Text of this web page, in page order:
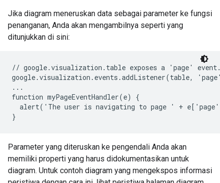
Jika diagram meneruskan data sebagai parameter ke fungsi
penanganan, Anda akan mengambilnya seperti yang
ditunjukkan di sini:
// google.visualization.table exposes a 'page'
google.visualization.events.addListener(table,
...
function myPageEventHandler(e) {
alert('The user is navigating to page ' +
}
Parameter yang diteruskan ke pengendali Anda akan
memiliki properti yang harus didokumentasikan untuk
diagram. Untuk contoh diagram yang mengekspos informasi